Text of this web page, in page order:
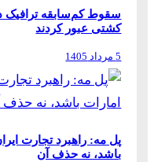
کشتی عبور کردند
5 مرداد 1405
پل مه: راهبرد تجارت
باشد، نه حذف آن